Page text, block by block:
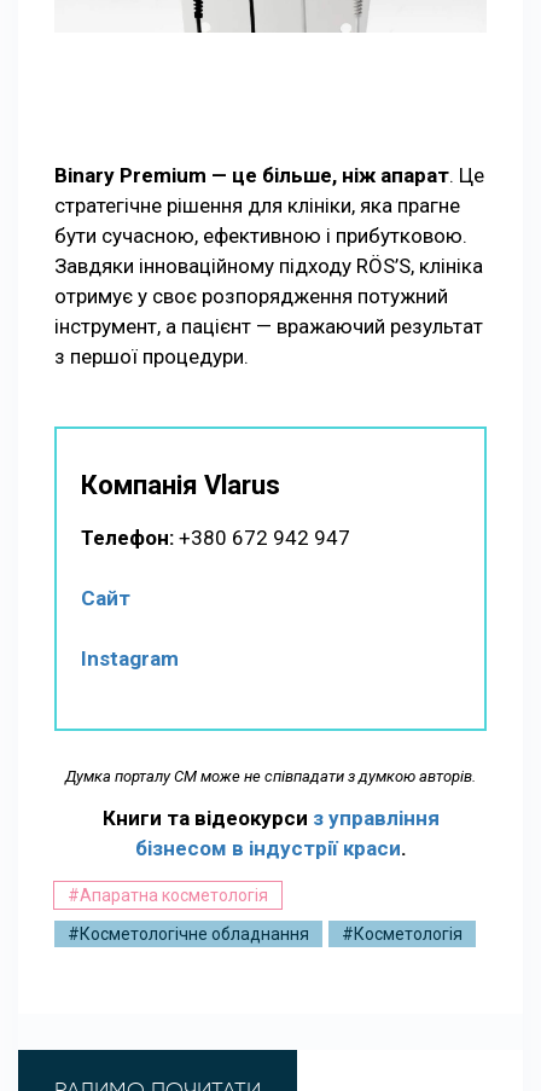
Binary Premium — це більше, ніж апарат. Це
стратегічне рішення для клініки, яка прагне
бути сучасною, ефективною і прибутковою.
Завдяки інноваційному підходу RÖS’S, клініка
отримує у своє розпорядження потужний
інструмент, а пацієнт — вражаючий результат
з першої процедури.
Компанія Vlarus
Телефон: +380 672 942 947
Сайт
Instagram
Думка порталу СМ може не співпадати з думкою авторів.
Книги та відеокурси з управління
бізнесом в індустрії краси.
#Апаратна косметологія
#Косметологічне обладнання
#Косметологія